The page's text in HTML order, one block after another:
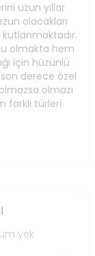
uzun yıllar
olacakları
olmakta hem
için hüzünlü
derece özel
olmazı
farklı türleri
yok